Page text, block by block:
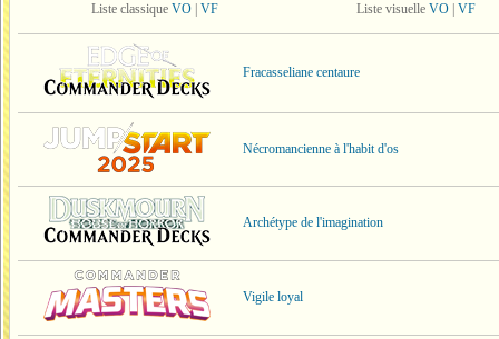
Liste classique VO VF Liste visuelle VO| VF
Fracasseliane centaure
Nécromancienne à l'habit d'os
Archétype de l'imagination
Vigile loyal